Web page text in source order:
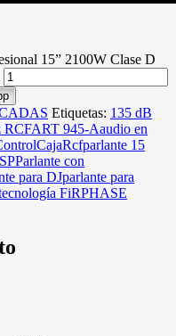
15” 2100W Clase D
Etiquetas: 135 dB
RCFART 945-Aaudio en
CajaRcfparlante 15
Parlante con
para DJparlante para
FiRPHASE